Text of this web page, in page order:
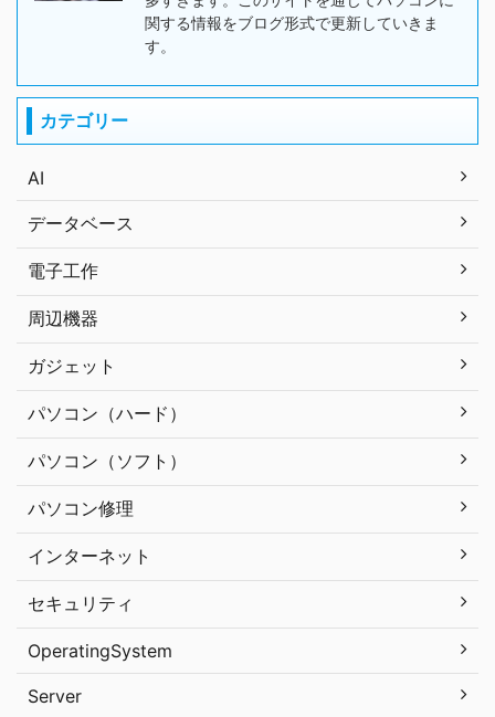
関する情報をブログ形式で更新していきま
す。
カテゴリー
AI
データベース
電子工作
周辺機器
ガジェット
パソコン（ハード）
パソコン（ソフト）
パソコン修理
インターネット
セキュリティ
OperatingSystem
Server